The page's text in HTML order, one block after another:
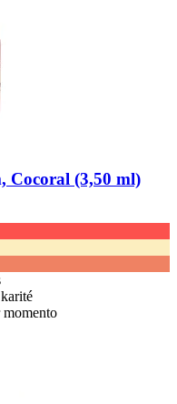
Cocoral (3,50 ml)
momento